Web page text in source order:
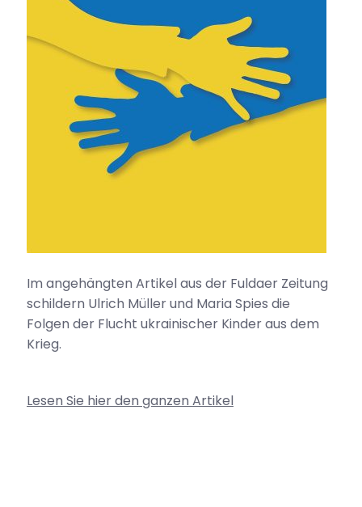
Im angehängten Artikel aus der Fuldaer Zeitung
schildern Ulrich Müller und Maria Spies die
Folgen der Flucht ukrainischer Kinder aus dem
Krieg.
Lesen Sie hier den ganzen Artikel